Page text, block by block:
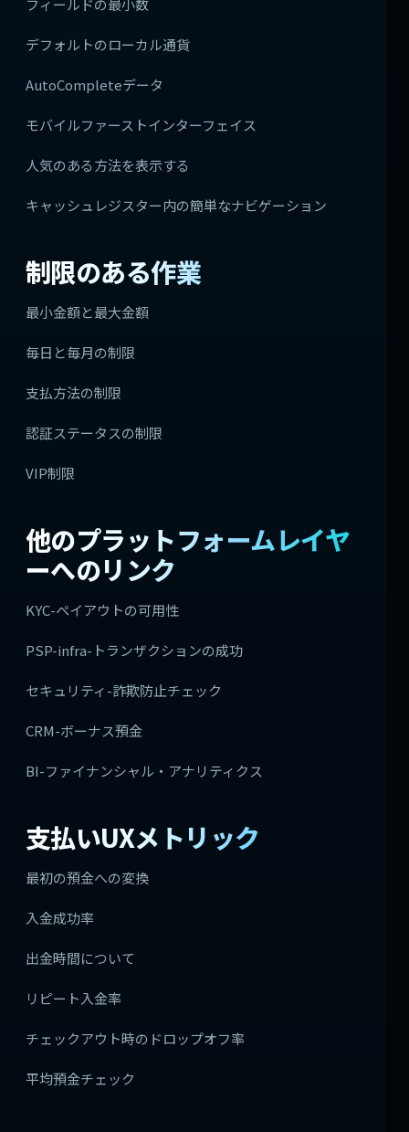
フィールドの最小数
デフォルトのローカル通貨
AutoCompleteデータ
モバイルファーストインターフェイス
人気のある方法を表示する
キャッシュレジスター内の簡単なナビゲーション
制限のある作業
最小金額と最大金額
毎日と毎月の制限
支払方法の制限
認証ステータスの制限
VIP制限
他のプラットフォームレイヤ
ーへのリンク
KYC-ペイアウトの可用性
PSP-infra-トランザクションの成功
セキュリティ-詐欺防止チェック
CRM-ボーナス預金
BI-ファイナンシャル・アナリティクス
支払いUXメトリック
最初の預金への変換
入金成功率
出金時間について
リピート入金率
チェックアウト時のドロップオフ率
平均預金チェック